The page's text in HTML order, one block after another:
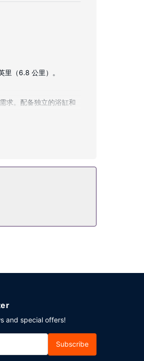
（6.8 公里）。
求。配备独立的浴缸和
外还免费提供渡轮码头
and special offers!
Subscribe